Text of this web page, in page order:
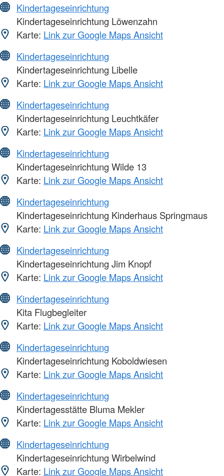
Kindertageseinrichtung
Kindertageseinrichtung Löwenzahn
Karte: Link zur Google Maps Ansicht
Kindertageseinrichtung
Kindertageseinrichtung Libelle
Karte: Link zur Google Maps Ansicht
Kindertageseinrichtung
Kindertageseinrichtung Leuchtkäfer
Karte: Link zur Google Maps Ansicht
Kindertageseinrichtung
Kindertageseinrichtung Wilde 13
Karte: Link zur Google Maps Ansicht
Kindertageseinrichtung
Kindertageseinrichtung Kinderhaus Springmaus
Karte: Link zur Google Maps Ansicht
Kindertageseinrichtung
Kindertageseinrichtung Jim Knopf
Karte: Link zur Google Maps Ansicht
Kindertageseinrichtung
Kita Flugbegleiter
Karte: Link zur Google Maps Ansicht
Kindertageseinrichtung
Kindertageseinrichtung Koboldwiesen
Karte: Link zur Google Maps Ansicht
Kindertageseinrichtung
Kindertagesstätte Bluma Mekler
Karte: Link zur Google Maps Ansicht
Kindertageseinrichtung
Kindertageseinrichtung Wirbelwind
Karte: Link zur Google Maps Ansicht